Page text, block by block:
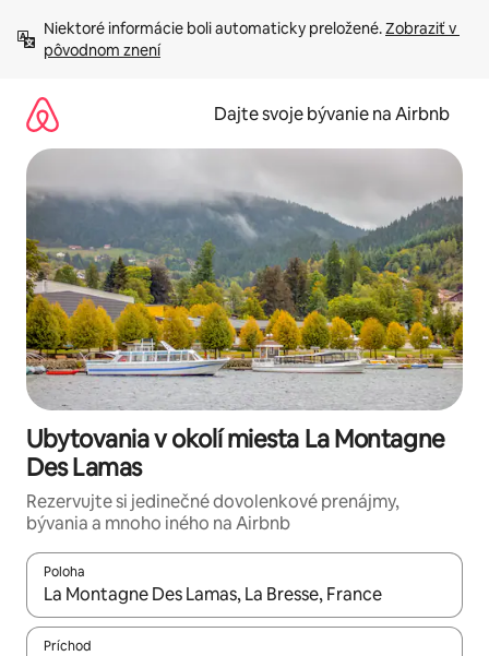
obsah.
Niektoré informácie boli automaticky preložené. Zobraziť v
pôvodnom znení
Dajte svoje bývanie na Airbnb
Ubytovania v okolí miesta La Montagne
Des Lamas
Rezervujte si jedinečné dovolenkové prenájmy,
bývania a mnoho iného na Airbnb
Poloha
Keď budú výsledky k dispozícii, môžete si ich prechádzať
Príchod